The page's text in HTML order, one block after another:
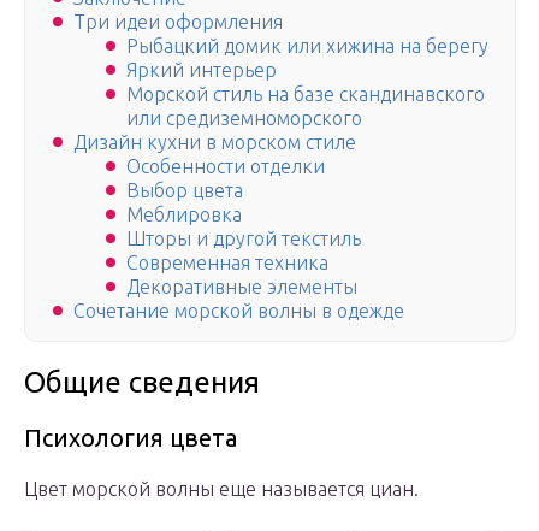
Три идеи оформления
Рыбацкий домик или хижина на берегу
Яркий интерьер
Морской стиль на базе скандинавского
или средиземноморского
Дизайн кухни в морском стиле
Особенности отделки
Выбор цвета
Меблировка
Шторы и другой текстиль
Современная техника
Декоративные элементы
Сочетание морской волны в одежде
Общие сведения
Психология цвета
Цвет морской волны еще называется циан.